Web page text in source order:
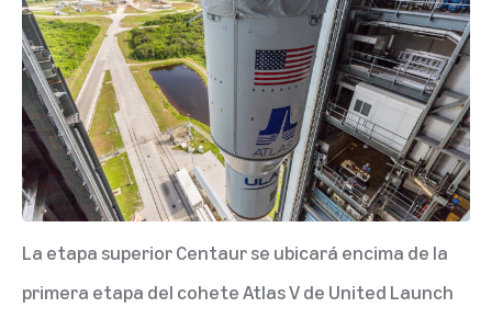
La etapa superior Centaur se ubicará encima de la
primera etapa del cohete Atlas V de United Launch